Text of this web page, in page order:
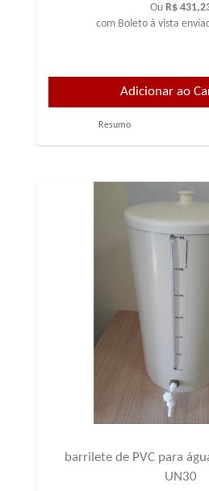
Ou R$
com Boleto à vista
Resumo
barrilete de PVC para
UN30